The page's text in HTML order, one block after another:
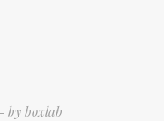
by boxlab